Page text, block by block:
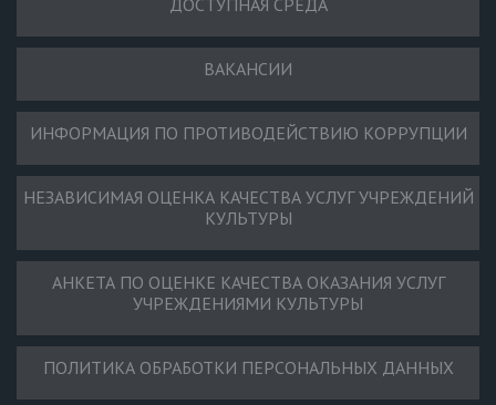
ДОСТУПНАЯ СРЕДА
ВАКАНСИИ
ИНФОРМАЦИЯ ПО ПРОТИВОДЕЙСТВИЮ КОРРУПЦИИ
НЕЗАВИСИМАЯ ОЦЕНКА КАЧЕСТВА УСЛУГ УЧРЕЖДЕНИЙ
КУЛЬТУРЫ
АНКЕТА ПО ОЦЕНКЕ КАЧЕСТВА ОКАЗАНИЯ УСЛУГ
УЧРЕЖДЕНИЯМИ КУЛЬТУРЫ
ПОЛИТИКА ОБРАБОТКИ ПЕРСОНАЛЬНЫХ ДАННЫХ